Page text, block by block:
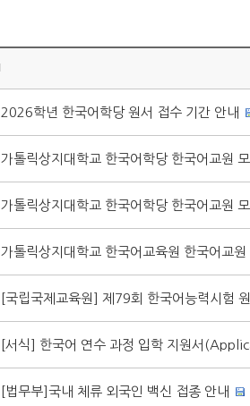
2026학년 한국어학당 원서 접수 기간 안내
가톨릭상지대학교 한국어학당 한국어교원
가톨릭상지대학교 한국어학당 한국어교원
가톨릭상지대학교 한국어교육원 한국어교원
[국립국제교육원] 제79회 한국어능력시험
[서식] 한국어 연수 과정 입학 지원서
[법무부]국내 체류 외국인 백신 접종 안내